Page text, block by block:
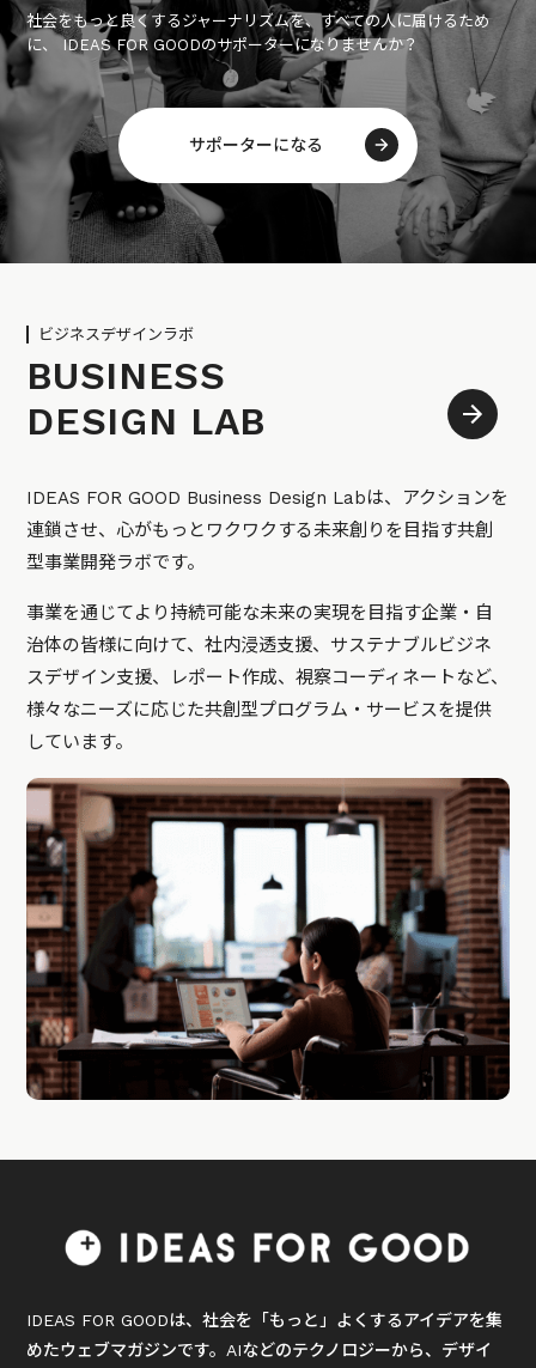
社会をもっと良くするジャーナリズムを、すべての人に届けるため
に、 IDEAS FOR GOODのサポーターになりませんか？
サポーターになる
ビジネスデザインラボ
BUSINESS
DESIGN LAB
IDEAS FOR GOOD Business Design Labは、アクションを
連鎖させ、心がもっとワクワクする未来創りを目指す共創
型事業開発ラボです。
事業を通じてより持続可能な未来の実現を目指す企業・自
治体の皆様に向けて、社内浸透支援、サステナブルビジネ
スデザイン支援、レポート作成、視察コーディネートなど、
様々なニーズに応じた共創型プログラム・サービスを提供
しています。
IDEAS FOR GOODは、社会を「もっと」よくするアイデアを集
めたウェブマガジンです。AIなどのテクノロジーから、デザイ